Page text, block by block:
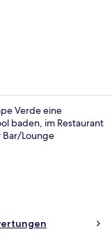
Sonnenschirme,
Verde eine
baden, im Restaurant
Bar/Lounge